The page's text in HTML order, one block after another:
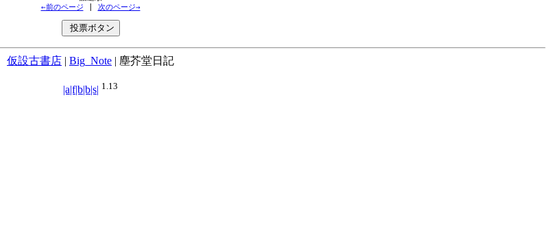
←前のページ
次のページ→
仮設古書店 | Big_Note | 塵芥堂日記
|a|f|b|b|s| 1.13